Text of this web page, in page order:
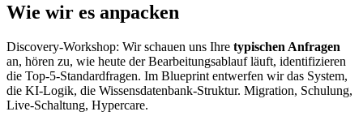
Wie wir es anpacken
Discovery-Workshop: Wir schauen uns Ihre typischen Anfragen
an, hören zu, wie heute der Bearbeitungsablauf läuft, identifizieren
die Top-5-Standardfragen. Im Blueprint entwerfen wir das System,
die KI-Logik, die Wissensdatenbank-Struktur. Migration, Schulung,
Live-Schaltung, Hypercare.